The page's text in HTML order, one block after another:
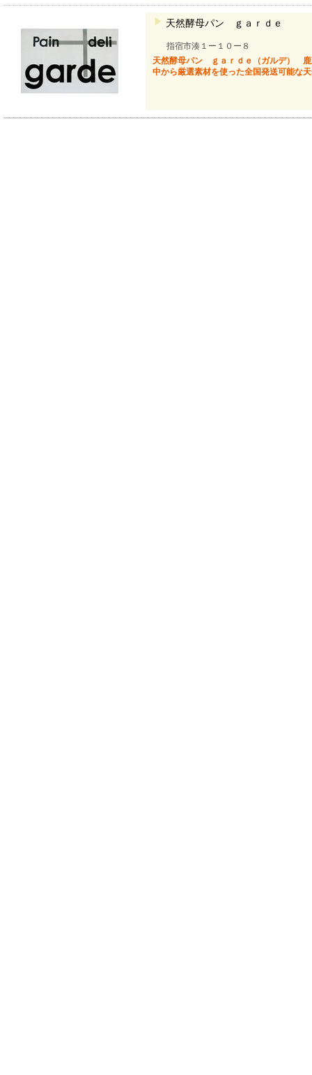
天然酵母パン ｇａｒｄｅ
指宿市湊１ー１０ー８
天然酵母パン ｇａｒｄｅ（ガルデ） 鹿
中から厳選素材を使った全国発送可能な